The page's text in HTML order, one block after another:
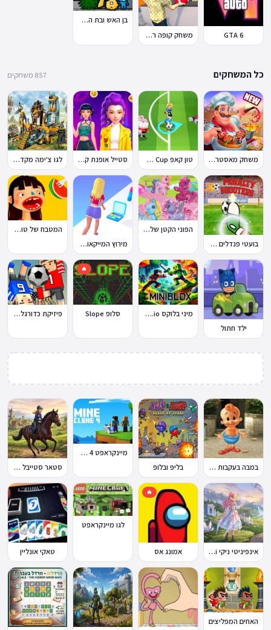
GTA 6 משחק קופה ראשית
בן האש ובת המים 7: וחברים
כל המשחקים 857 משחקים
משחק מאסטר שף טון קאפ Toon Cup סטייל אופנת קיי-פופ לגו צ'ימה מקדש האריות
בועטי פנדלים Penalty Shooters
הפוני הקטן שלי: מסיבה בכפר
מירוץ המייקאובר Makeover Run
המטבח של טוקה בוקה
ילד חתול
מיני בלוקס Miniblox.io
🔥
סלופ Slope פיזיקת כדורגל Soccer Physics
במבה בעקבות החטיף החטוף 2 בליפ ובלופ
מיינקראפט 4 קלון
סטאר סטייבל Star Stable Online
אינפיניטי ניקי Infinity Nikki
🔥
אמונג אס
לגו מיינקראפט
טאקי אונליין
האחים המפליצים